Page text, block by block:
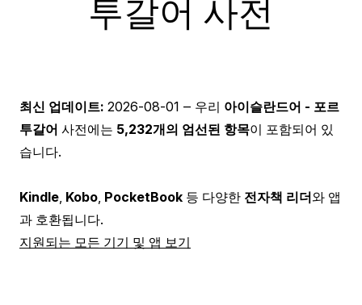
투갈어 사전
최신 업데이트: 2026-08-01 ‒ 우리 아이슬란드어 - 포르
투갈어 사전에는 5,232개의 엄선된 항목이 포함되어 있
습니다.
Kindle Kobo PocketBook 등 다양한 전자책 리더와 앱
과 호환됩니다.
지원되는 모든 기기 및 앱 보기